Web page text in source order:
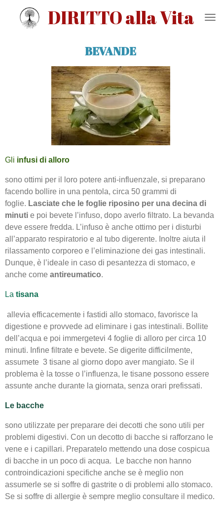
DIRITTO alla Vita
BEVANDE
Gli infusi di alloro
sono ottimi per il loro potere anti-influenzale, si preparano
facendo bollire in una pentola, circa 50 grammi di
foglie. Lasciate che le foglie riposino per una decina di
minuti e poi bevete l’infuso, dopo averlo filtrato. La bevanda
deve essere fredda. L’infuso è anche ottimo per i disturbi
all’apparato respiratorio e al tubo digerente. Inoltre aiuta il
rilassamento corporeo e l’eliminazione dei gas intestinali.
Dunque, è l’ideale in caso di pesantezza di stomaco, e
anche come antireumatico.
La tisana
allevia efficacemente i fastidi allo stomaco, favorisce la
digestione e provvede ad eliminare i gas intestinali. Bollite
dell’acqua e poi immergetevi 4 foglie di alloro per circa 10
minuti. Infine filtrate e bevete. Se digerite difficilmente,
assumete 3 tisane al giorno dopo aver mangiato. Se il
problema è la tosse o l’influenza, le tisane possono essere
assunte anche durante la giornata, senza orari prefissati.
Le bacche
sono utilizzate per preparare dei decotti che sono utili per
problemi digestivi. Con un decotto di bacche si rafforzano le
vene e i capillari. Preparatelo mettendo una dose cospicua
di bacche in un poco di acqua. Le bacche non hanno
controindicazioni specifiche anche se è meglio non
assumerle se si soffre di gastrite o di problemi allo stomaco.
Se si soffre di allergie è sempre meglio consultare il medico.